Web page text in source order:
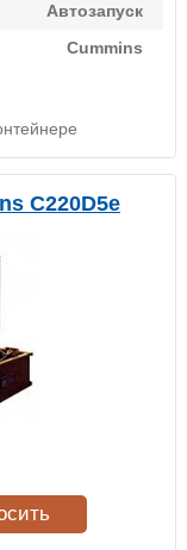
Автозапуск
Cummins
C220D5e